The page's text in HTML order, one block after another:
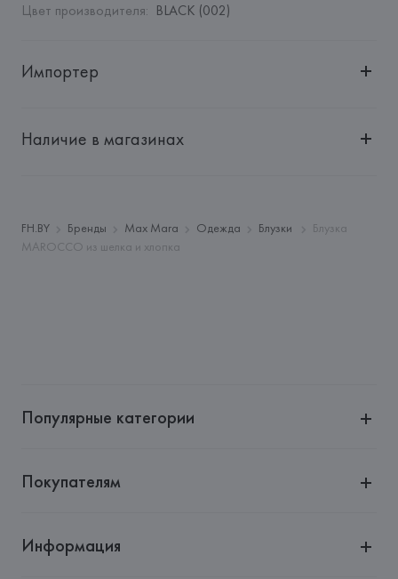
Цвет производителя: BLACK (002)
Импортер
"БелВиринея"
Адрес:
ИТАЛИЯ,
Via Giulia Maramotti, 4, 42124 Reggio
Emilia,
Наличие в магазинах
FH.BY Бренды Max Mara Одежда Блузки
Блузка
MAROCCO из шелка и хлопка
Популярные категории
Покупателям
Информация